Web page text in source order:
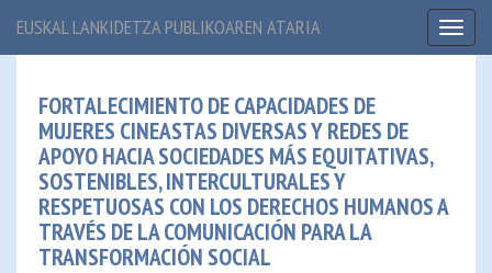
EUSKAL LANKIDETZA PUBLIKOAREN ATARIA
FORTALECIMIENTO DE CAPACIDADES DE
MUJERES CINEASTAS DIVERSAS Y REDES DE
APOYO HACIA SOCIEDADES MÁS EQUITATIVAS,
SOSTENIBLES, INTERCULTURALES Y
RESPETUOSAS CON LOS DERECHOS HUMANOS A
TRAVÉS DE LA COMUNICACIÓN PARA LA
TRANSFORMACIÓN SOCIAL